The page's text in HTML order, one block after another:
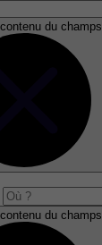
du champs
du champs